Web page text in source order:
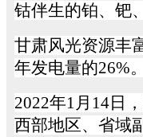
钴伴生的铂、钯
甘肃风光资源丰
年发电量的26%
2022年1月 14日
西部地区、省域